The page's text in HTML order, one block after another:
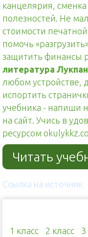
канцелярия,
полезностей. Не
стоимости
помочь
защитить финансы
литература
любом устройстве,
испортить
учебника - напиши
на сайт. Учись в
ресурсом
Читать
Ссылка на источник
1 класс
2 класс 3